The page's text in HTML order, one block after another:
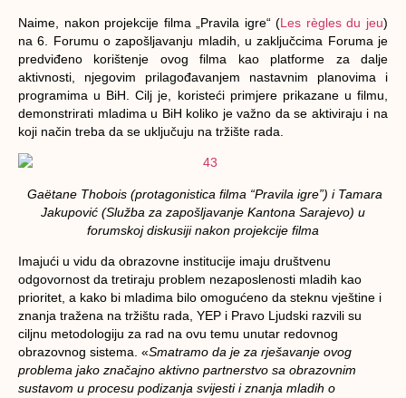
Naime, nakon projekcije filma „Pravila igre“ (Les règles du jeu)
na 6. Forumu o zapošljavanju mladih, u zaključcima Foruma je
predviđeno korištenje ovog filma kao platforme za dalje
aktivnosti, njegovim prilagođavanjem nastavnim planovima i
programima u BiH. Cilj je, koristeći primjere prikazane u filmu,
demonstrirati mladima u BiH koliko je važno da se aktiviraju i na
koji način treba da se uključuju na tržište rada.
Gaëtane Thobois (protagonistica filma “Pravila igre”) i Tamara
Jakupović (Služba za zapošljavanje Kantona Sarajevo) u
forumskoj diskusiji nakon projekcije filma
Imajući u vidu da obrazovne institucije imaju društvenu
odgovornost da tretiraju problem nezaposlenosti mladih kao
prioritet, a kako bi mladima bilo omogućeno da steknu vještine i
znanja tražena na tržištu rada, YEP i Pravo Ljudski razvili su
ciljnu metodologiju za rad na ovu temu unutar redovnog
obrazovnog sistema. «Smatramo da je za rješavanje ovog
problema jako značajno aktivno partnerstvo sa obrazovnim
sustavom u procesu podizanja svijesti i znanja mladih o